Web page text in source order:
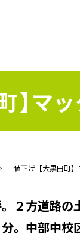
】マ
値下げ【大黒田町
２方道路の
。中部中校